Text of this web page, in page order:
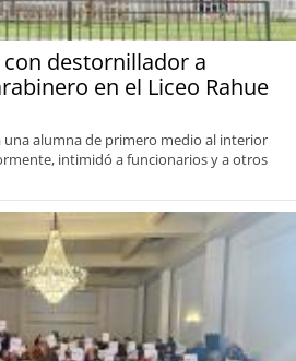
destornillador a
en el Liceo Rahue
una alumna de primero medio al interior
intimidó a funcionarios y a otros